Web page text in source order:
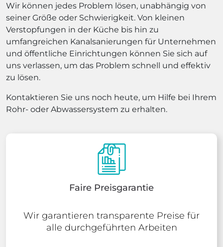
Wir können jedes Problem lösen, unabhängig von
seiner Größe oder Schwierigkeit. Von kleinen
Verstopfungen in der Küche bis hin zu
umfangreichen Kanalsanierungen für Unternehmen
und öffentliche Einrichtungen können Sie sich auf
uns verlassen, um das Problem schnell und effektiv
zu lösen.
Kontaktieren Sie uns noch heute, um Hilfe bei Ihrem
Rohr- oder Abwassersystem zu erhalten.
Faire Preisgarantie
Wir garantieren transparente Preise für
alle durchgeführten Arbeiten